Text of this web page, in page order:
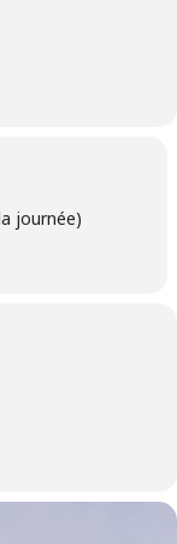
journée)